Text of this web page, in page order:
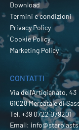
Download
Termini e condizioni
Privacy Policy
Cookie Policy
Marketing Policy
CONTATTI
Via dell’Artigianato, 43
61028 Mercatale di
Tel. +39 0722 079201
Email: